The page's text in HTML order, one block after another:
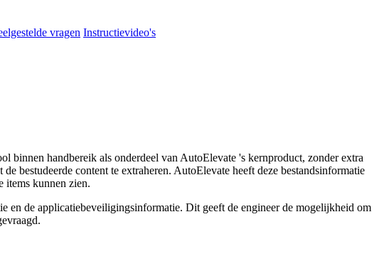
vragen Instructievideo's
binnen handbereik als onderdeel van AutoElevate 's kernproduct, zonder extra
de bestudeerde content te extraheren. AutoElevate heeft deze bestandsinformatie
items kunnen zien.
en de applicatiebeveiligingsinformatie. Dit geeft de engineer de mogelijkheid om
.